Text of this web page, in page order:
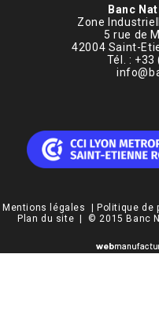
Banc
Zone
5 rue de
42004 Saint-
Tél. : +33
Mentions légales Politique de
Plan du site | © 2015 Banc